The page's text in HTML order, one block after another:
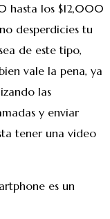
hasta los $12,000
desperdicies tu
de este tipo,
vale la pena, ya
las
y enviar
tener una video
es un